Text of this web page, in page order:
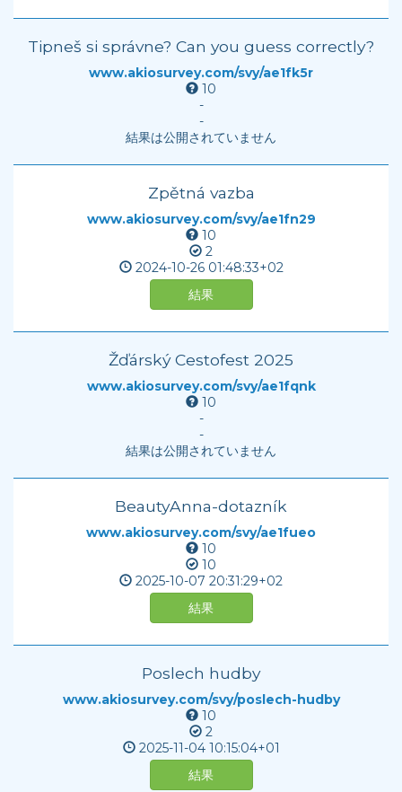
Tipneš si správne? Can you guess correctly?
www.akiosurvey.com/svy/ae1fk5r
10
-
-
結果は公開されていません
Zpětná vazba
www.akiosurvey.com/svy/ae1fn29
10
2
2024-10-2601:48:33+02
結果
Žďárský Cestofest 2025
www.akiosurvey.com/svy/ae1fqnk
10
-
-
結果は公開されていません
BeautyAnna-dotazník
www.akiosurvey.com/svy/ae1fueo
10
10
2025-10-07 20:31:29+02
結果
Poslech hudby
www.akiosurvey.com/svy/poslech-hudby
10
2
2025-11-0410:15:04+01
結果